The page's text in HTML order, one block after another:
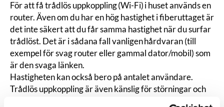
För att få trådlös uppkoppling (Wi-Fi) i huset används en
router. Även om du har en hög hastighet i fiberuttaget är
det inte säkert att du får samma hastighet när du surfar
trådlöst. Det är i sådana fall vanligen hårdvaran (till
exempel för svag router eller gammal dator/mobil) som
är den svaga länken.
Hastigheten kan också bero på antalet användare.
Trådlös uppkoppling är även känslig för störningar och